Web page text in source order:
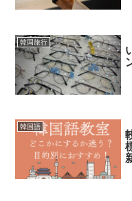
韓国旅行
韓国語